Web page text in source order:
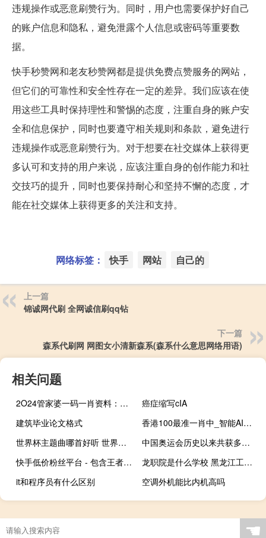
违规操作或恶意刷赞行为。同时，用户也需要保护好自己
的账户信息和隐私，避免泄露个人信息或密码等重要数
据。
快手秒赞网和老友秒赞网都是提供免费点赞服务的网站，
但它们的可靠性和安全性存在一定的差异。我们应该在使
用这些工具时保持理性和警惕的态度，注重自身的账户安
全和信息保护，同时也要遵守相关规则和条款，避免进行
违规操作或恶意刷赞行为。对于想要在社交媒体上获得更
多认可和支持的用户来说，应该注重自身的创作能力和社
交技巧的提升，同时也要保持耐心和坚持不懈的态度，才
能在社交媒体上获得更多的关注和支持。
网络标签： 快手 网站 自己的
上一篇
锦诚网代刷 全网诚信刷qq钻
下一篇
森系代刷网 网图女小清新森系(森系什么意思网络用语)
相关问题
2O24管家婆一码一肖资料：通过大数据AI解释落实-2020.PL.137
癌症缩写cIA
建筑毕业论文格式
香港100最准一肖中_智能AI深度解析_百家号版v47.08.132
世界杯主题曲哪首好听 世界杯歌曲生命之杯
中国奥运会历史以来共获多少金牌、银牌、铜牌 历届奥运会总金牌榜
快手低价粉丝平台 - 包含王者荣耀主页赞自助平台
龙职院是什么学校 黑龙江工商职业学院
it和程序员有什么区别
空调外机能比内机高吗
☚